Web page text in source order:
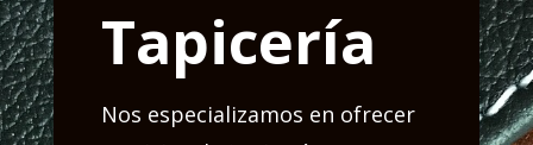
Tapicería
Nos especializamos en ofrecer